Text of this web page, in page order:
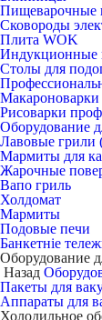
Пищеварочные
Сковороды
Плита WOK
Индукционные
Столы для
Макароноварки
Рисоварки
Оборудование
Лавовые грили
Мармиты для
Жарочные
Вапо гриль
Холдомат
Мармиты
Подовые печи
Банкетніе
Оборудование
Назад
Пакеты для
Аппараты для
Холодильное